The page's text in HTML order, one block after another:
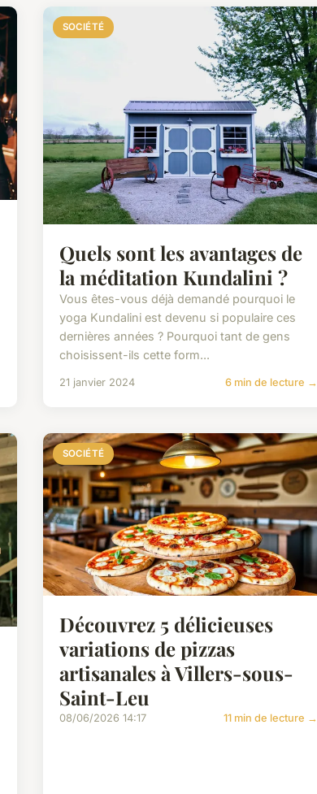
SOCIÉTÉ
Quels sont les avantages de
la méditation Kundalini ?
Vous êtes-vous déjà demandé pourquoi le
yoga Kundalini est devenu si populaire ces
dernières années ? Pourquoi tant de gens
choisissent-ils cette form...
21 janvier 2024 6 min de lecture →
SOCIÉTÉ
Découvrez 5 délicieuses
variations de pizzas
artisanales à Villers-sous-
Saint-Leu
08/06/2026 14:17 11 min de lecture →